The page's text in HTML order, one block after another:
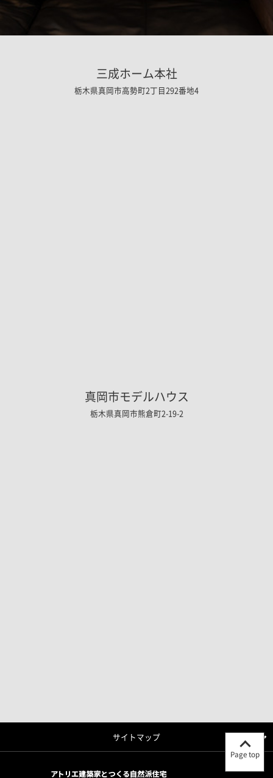
三成ホーム本社
栃木県真岡市高勢町2丁目292番地4
真岡市モデルハウス
栃木県真岡市熊倉町2-19-2
サイトマップ
Page top